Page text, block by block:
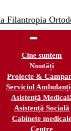
Cine suntem
Noutăți
Proiecte &
Serviciul
Asistență
Asistență Socială
Cabinete
Centre